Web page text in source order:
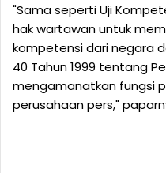
"Sama seperti Uji
hak wartawan untuk
kompetensi dari negara
40 Tahun 1999 tentang
mengamanatkan fungsi
perusahaan pers,"